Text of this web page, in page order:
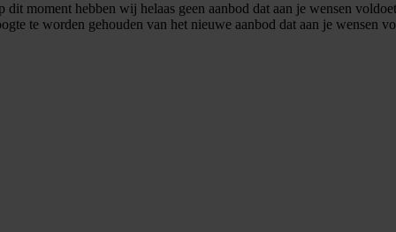
dit moment hebben wij helaas geen aanbod dat aan je wensen
te worden gehouden van het nieuwe aanbod dat aan je wensen